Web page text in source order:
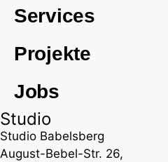
Services
Projekte
Jobs
Studio
Studio Babelsberg
August-Bebel-Str. 26,